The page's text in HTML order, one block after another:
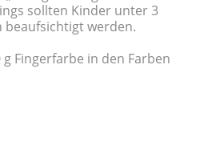
sollten Kinder unter 3
beaufsichtigt werden.
Fingerfarbe in den Farben